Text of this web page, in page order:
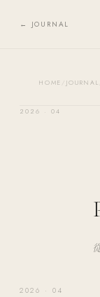
← JOURNAL
HOME JOURNAL
2026 · 04
2026 · 04